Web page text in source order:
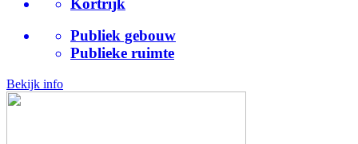
Publiek gebouw
Publieke ruimte
Bekijk info